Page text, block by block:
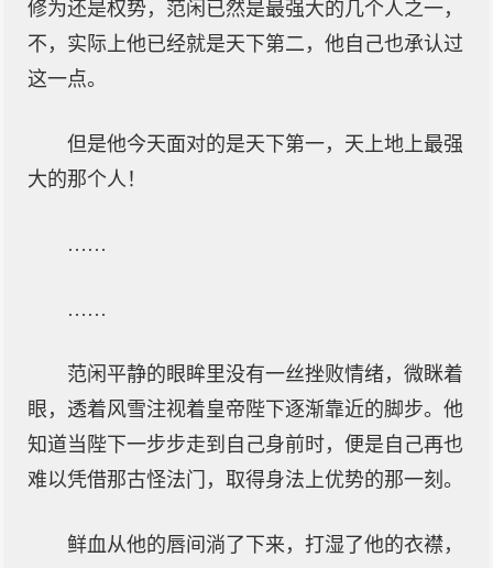
修为还是权势，范闲已然是最强大的几个人之一，
不，实际上他已经就是天下第二，他自己也承认过
这一点。
但是他今天面对的是天下第一，天上地上最强
大的那个人！
……
……
范闲平静的眼眸里没有一丝挫败情绪，微眯着
眼，透着风雪注视着皇帝陛下逐渐靠近的脚步。他
知道当陛下一步步走到自己身前时，便是自己再也
难以凭借那古怪法门，取得身法上优势的那一刻。
鲜血从他的唇间淌了下来，打湿了他的衣襟，